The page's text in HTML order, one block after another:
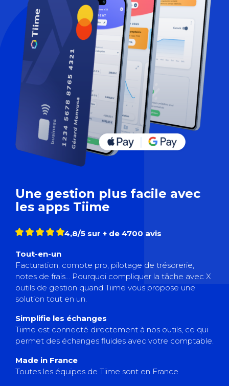
Une gestion plus facile avec
les apps Tiime
4,8/5 sur + de 4700 avis
Tout-en-un
Facturation, compte pro, pilotage de trésorerie,
notes de frais… Pourquoi compliquer la tâche avec X
outils de gestion quand Tiime vous propose une
solution tout en un.
Simplifie les échanges
Tiime est connecté directement à nos outils, ce qui
permet des échanges fluides avec votre comptable.
Made in France
Toutes les équipes de Tiime sont en France